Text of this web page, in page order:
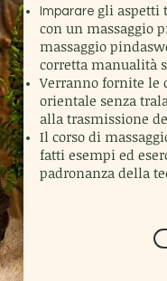
Imparare gli aspetti
con un massaggio
massaggio
corretta manualità
Verranno fornite le
orientale senza
alla trasmissione
Il corso di
fatti esempi ed
padronanza della